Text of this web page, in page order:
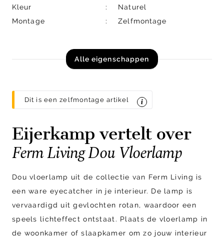
Kleur
Naturel
Montage
Zelfmontage
Alle eigenschappen
Dit is een zelfmontage artikel
Eijerkamp vertelt over
Ferm Living Dou Vloerlamp
Dou vloerlamp uit de collectie van Ferm Living is
een ware eyecatcher in je interieur. De lamp is
vervaardigd uit gevlochten rotan, waardoor een
speels lichteffect ontstaat. Plaats de vloerlamp in
de woonkamer of slaapkamer om zo jouw interieur